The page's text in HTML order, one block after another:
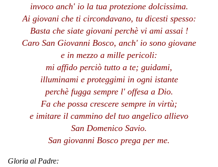
invoco anch' io la tua protezione dolcissima.
Ai giovani che ti circondavano, tu dicesti spesso:
Basta che siate giovani perchè vi ami assai !
Caro San Giovanni Bosco, anch' io sono giovane
e in mezzo a mille pericoli:
mi affido perciò tutto a te; guidami,
illuminami e proteggimi in ogni istante
perchè fugga sempre l' offesa a Dio.
Fa che possa crescere sempre in virtù;
e imitare il cammino del tuo angelico allievo
San Domenico Savio.
San giovanni Bosco prega per me.
Gloria al Padre: